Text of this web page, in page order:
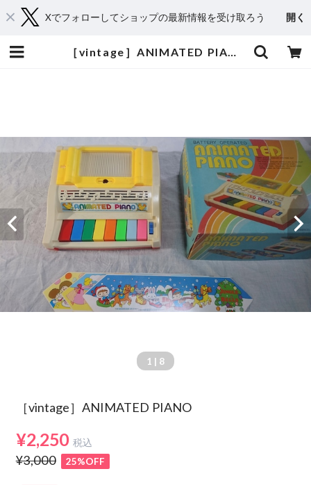
Xでフォローしてショップの最新情報を受け取ろう 開く
［vintage］ANIMATED PIANO | おもちゃ楽器.com
1 | 8
［vintage］ANIMATED PIANO
¥2,250 税込
¥3,000 25%OFF